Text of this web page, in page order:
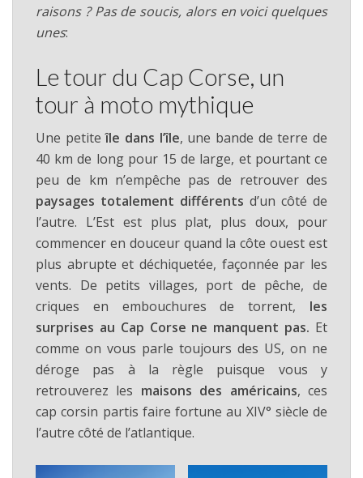
raisons ? Pas de soucis, alors en voici quelques
unes:
Le tour du Cap Corse, un
tour à moto mythique
Une petite île dans l’île, une bande de terre de
40 km de long pour 15 de large, et pourtant ce
peu de km n’empêche pas de retrouver des
paysages totalement différents d’un côté de
l’autre. L’Est est plus plat, plus doux, pour
commencer en douceur quand la côte ouest est
plus abrupte et déchiquetée, façonnée par les
vents. De petits villages, port de pêche, de
criques en embouchures de torrent, les
surprises au Cap Corse ne manquent pas. Et
comme on vous parle toujours des US, on ne
déroge pas à la règle puisque vous y
retrouverez les maisons des américains, ces
cap corsin partis faire fortune au XIV° siècle de
l’autre côté de l’atlantique.